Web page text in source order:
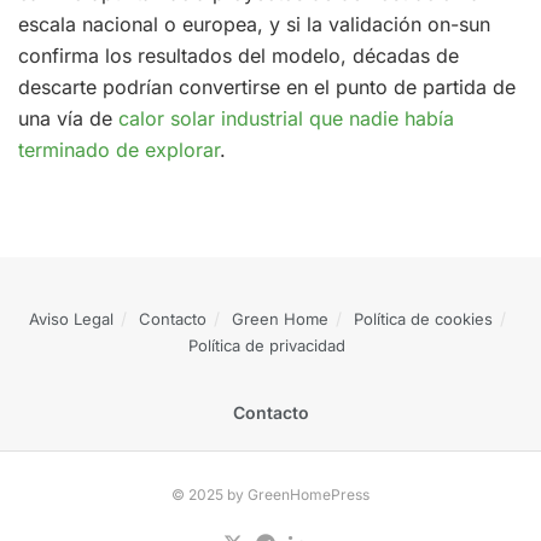
escala nacional o europea, y si la validación on-sun
confirma los resultados del modelo, décadas de
descarte podrían convertirse en el punto de partida de
una vía de calor solar industrial que nadie había
terminado de explorar.
Aviso Legal Contacto Green Home
Política de cookies
Política de privacidad
Contacto
© 2025 by GreenHomePress